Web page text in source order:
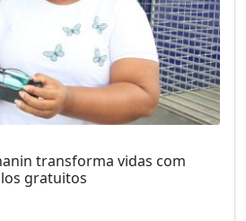
transforma vidas com
gratuitos